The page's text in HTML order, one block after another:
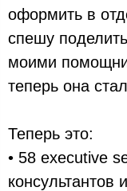
оформить в
спешу
моими
теперь она
Теперь это:
• 58 executive
консультантов